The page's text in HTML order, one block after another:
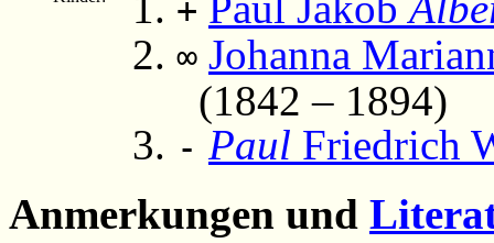
+
∞ Johanna
(1842 – 1894)
- Paul Friedrich
Anmerkungen und